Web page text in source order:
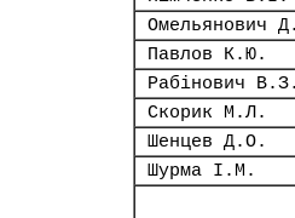
Омельянович
Павлов К.Ю.
Рабінович В.З.
Скорик М.Л.
Шенцев Д.О.
Шурма І.М.